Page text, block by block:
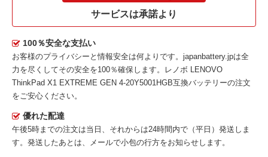
サービスは承諾より
100％安全な支払い
お客様のプライバシーと情報安全は何よりです。japanbattery.jpは全
力を尽くしてその安全を100％確保します。
レノボ LENOVO
ThinkPad X1 EXTREME GEN 4-20Y5001HGB互換バッテリーの注文
をご安心ください。
優れた配達
午後5時までの注文は当日、それからは24時間内で（平日）発送しま
す。発送したあとは、メールで小包の行方をお知らせします。